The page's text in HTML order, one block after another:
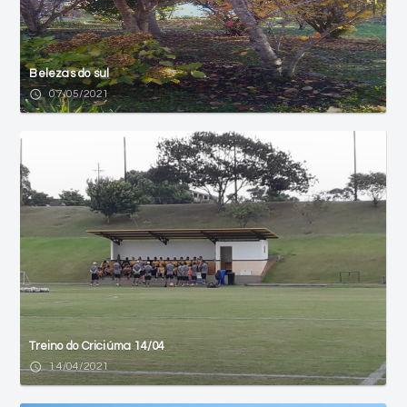
Belezas do sul
access_time
07/05/2021
Treino do Criciúma 14/04
access_time
14/04/2021